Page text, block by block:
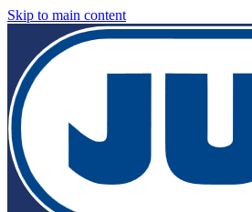
Skip to main content